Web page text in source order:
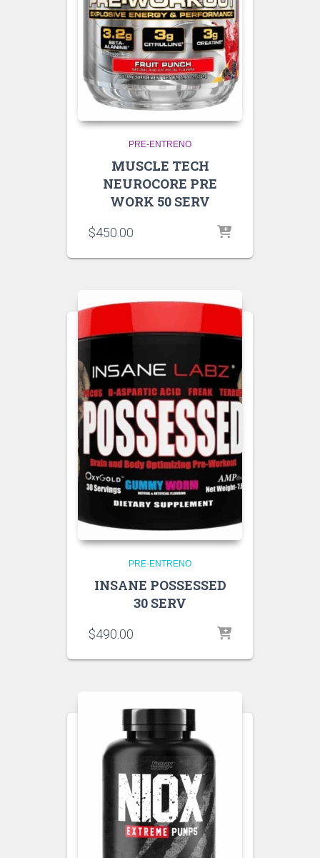
PRE-ENTRENO
MUSCLE TECH
NEUROCORE PRE
WORK 50 SERV
$450.00
PRE-ENTRENO
INSANE POSSESSED
30 SERV
$490.00